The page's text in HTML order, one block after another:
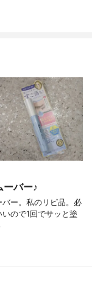
ーバー♪
ー。私のリピ品。必
ので1回でサッと塗